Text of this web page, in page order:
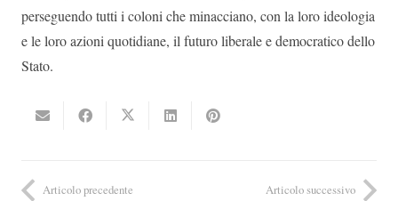
perseguendo tutti i coloni che minacciano, con la loro ideologia
e le loro azioni quotidiane, il futuro liberale e democratico dello
Stato.
Articolo precedente Articolo successivo